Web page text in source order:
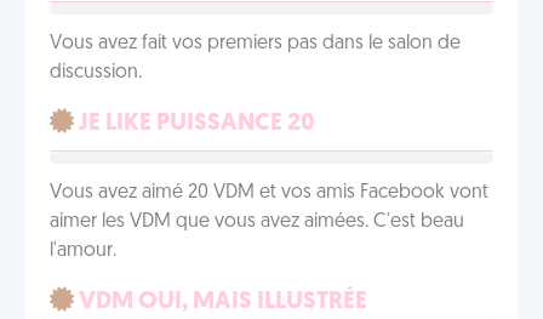
Vous avez fait vos premiers pas dans le salon de
discussion.
JE LIKE PUISSANCE 20
Vous avez aimé 20 VDM et vos amis Facebook vont
aimer les VDM que vous avez aimées. C'est beau
l'amour.
VDM OUI, MAIS ILLUSTRÉE